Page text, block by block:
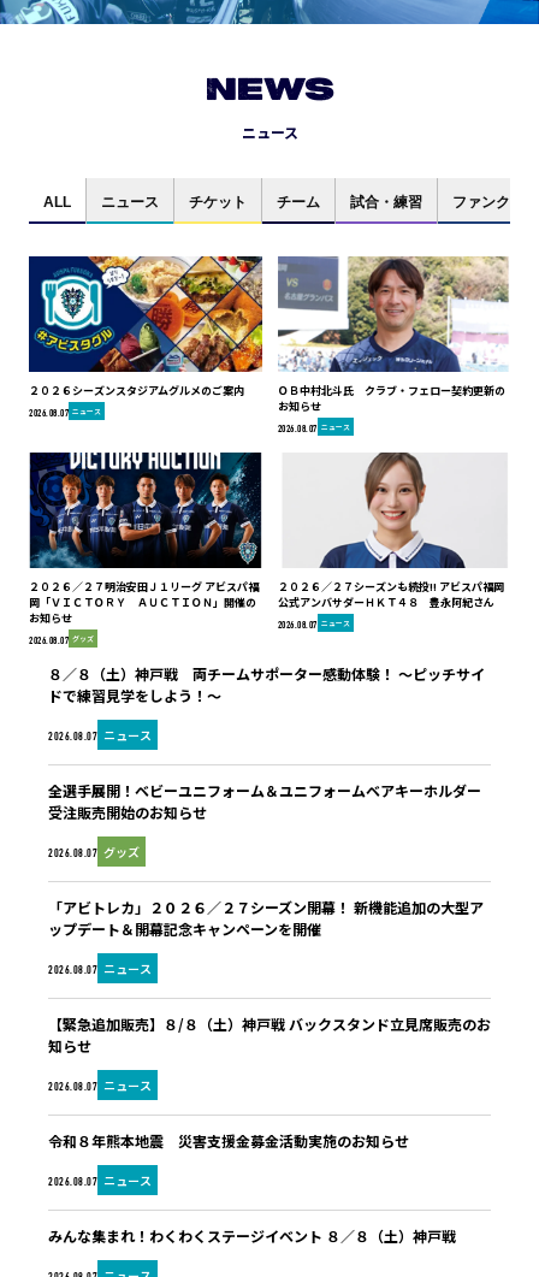
NEWS
ニュース
ALL ニュース チケット チーム 試合・練習 ファンクラブ
２０２６シーズンスタジアムグルメのご案内
2026.08.07 ニュース
ＯＢ中村北斗氏 クラブ・フェロー契約更新の
お知らせ
2026.08.07 ニュース
２０２６／２７明治安田Ｊ１リーグ アビスパ福
岡「ＶＩＣＴＯＲＹ ＡＵＣＴＩＯＮ」開催の
お知らせ
2026.08.07 グッズ
２０２６／２７シーズンも続投!! アビスパ福岡
公式アンバサダーＨＫＴ４８ 豊永阿紀さん
2026.08.07 ニュース
2026.08.07 ニュース
８／８（土）神戸戦 両チームサポーター感動体験！ ～ピッチサイ
ドで練習見学をしよう！～
2026.08.07 グッズ
全選手展開！ベビーユニフォーム＆ユニフォームベアキーホルダー
受注販売開始のお知らせ
2026.08.07 ニュース
「アビトレカ」２０２６／２７シーズン開幕！ 新機能追加の大型ア
ップデート＆開幕記念キャンペーンを開催
2026.08.07 ニュース
【緊急追加販売】８/８（土）神戸戦 バックスタンド立見席販売のお
知らせ
2026.08.07 ニュース
令和８年熊本地震 災害支援金募金活動実施のお知らせ
みんな集まれ！わくわくステージイベント ８／８（土）神戸戦